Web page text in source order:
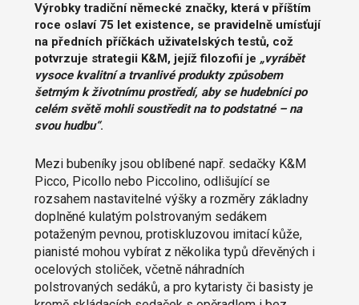
Výrobky tradiční německé značky, která v příštím
roce oslaví 75 let existence, se pravidelně umísťují
na předních příčkách uživatelských testů, což
potvrzuje strategii K&M, jejíž filozofií je „vyrábět
vysoce kvalitní a trvanlivé produkty způsobem
šetrným k životnímu prostředí, aby se hudebníci po
celém světě mohli soustředit na to podstatné – na
svou hudbu“.
Mezi bubeníky jsou oblíbené např. sedačky K&M
Picco, Picollo nebo Piccolino, odlišující se
rozsahem nastavitelné výšky a rozměry základny
doplněné kulatým polstrovaným sedákem
potaženým pevnou, protiskluzovou imitací kůže,
pianisté mohou vybírat z několika typů dřevěných i
ocelových stoliček, včetně náhradních
polstrovaných sedáků, a pro kytaristy či basisty je